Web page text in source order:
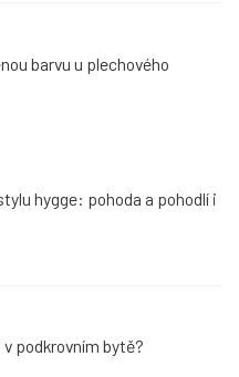
barvu u plechového
hygge: pohoda a pohodlí i
podkrovním bytě?